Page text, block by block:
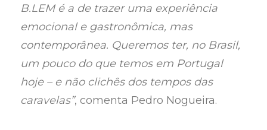
B.LEM é a de trazer uma experiência
emocional e gastronômica, mas
contemporânea. Queremos ter, no Brasil,
um pouco do que temos em Portugal
hoje – e não clichês dos tempos das
caravelas”, comenta Pedro Nogueira.